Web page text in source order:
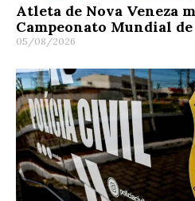
Atleta de Nova Veneza
Campeonato Mundial
05/08/2026